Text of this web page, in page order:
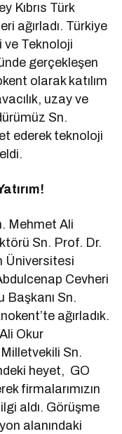
Kıbrıs Türk
ağırladı. Türkiye
ve Teknoloji
gerçekleşen
olarak katılım
uzay ve
Sn.
ederek teknoloji
Mehmet Ali
Sn. Prof. Dr.
Üniversitesi
Cevheri
Başkanı Sn.
ağırladık.
Okur
Sn.
heyet, GO
firmalarımızın
aldı. Görüşme
alanındaki